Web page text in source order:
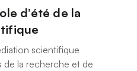
d’été de la
scientifique
de la recherche et de